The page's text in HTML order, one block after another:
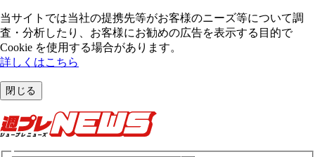
当サイトでは当社の提携先等がお客様のニーズ等について調
査・分析したり、お客様にお勧めの広告を表⽰する⽬的で
Cookie を使⽤する場合があります。
詳しくはこちら
閉じる